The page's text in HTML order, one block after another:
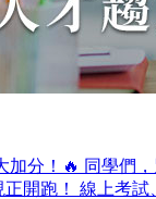
加分！🔥 同學們
開跑！ 線上考試